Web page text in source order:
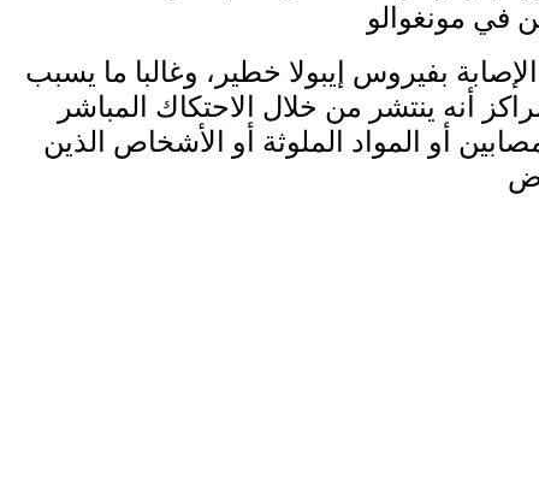
بفيروس إيبولا خطير، وغالبا ما يسبب
أنه ينتشر من خلال الاحتكاك المباشر
أو المواد الملوثة أو الأشخاص الذين